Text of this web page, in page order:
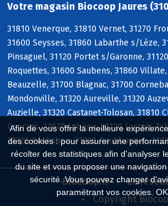
Afin de vous offrir la meilleure
des cookies : pour assurer une
récolter des statistiques afin d'analyser
du site et vous proposer une
sécurité. Vous pouvez changer
paramétrant vos cookies.
Votre magasin Biocoop Jaures
31810 Venerque, 31810 Vernet, 31270
31600 Seysses, 31860 Labarthe s/Lèze,
Pinsaguel, 31120 Portet s/Garonne,
Roquettes, 31600 Saubens, 31860
Beauzelle, 31700 Blagnac, 31700
Mondonville, 31320 Aureville, 31320
Auzielle, 31320 Castanet-Tolosan, 31810
Goyrans, 31670 Labège, 31120 Lacroix-
31320 Péchabou, 31320 Pechbusque,
Biocoop.fr
Le
Copyright